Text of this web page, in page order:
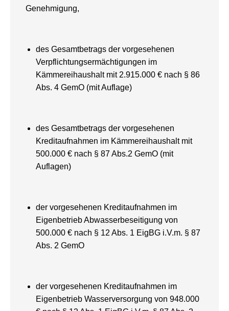
Genehmigung,
des Gesamtbetrags der vorgesehenen
Verpflichtungsermächtigungen im
Kämmereihaushalt mit 2.915.000 € nach § 86
Abs. 4 GemO (mit Auflage)
des Gesamtbetrags der vorgesehenen
Kreditaufnahmen im Kämmereihaushalt mit
500.000 € nach § 87 Abs.2 GemO (mit
Auflagen)
der vorgesehenen Kreditaufnahmen im
Eigenbetrieb Abwasserbeseitigung von
500.000 € nach § 12 Abs. 1 EigBG i.V.m. § 87
Abs. 2 GemO
der vorgesehenen Kreditaufnahmen im
Eigenbetrieb Wasserversorgung von 948.000